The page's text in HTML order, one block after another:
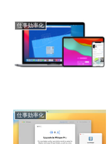
仕事効率化
仕事効率化